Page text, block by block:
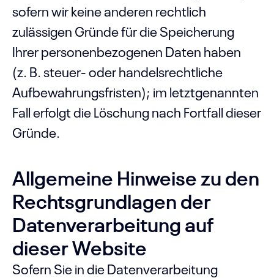
sofern wir keine anderen rechtlich
zulässigen Gründe für die Speicherung
Ihrer personenbezogenen Daten haben
(z. B. steuer- oder handelsrechtliche
Aufbewahrungsfristen); im letztgenannten
Fall erfolgt die Löschung nach Fortfall dieser
Gründe.
Allgemeine Hinweise zu den
Rechtsgrundlagen der
Datenverarbeitung auf
dieser Website
Sofern Sie in die Datenverarbeitung